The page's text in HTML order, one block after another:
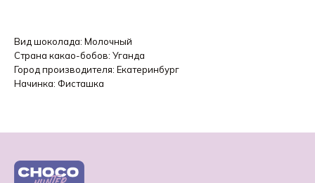
Вид шоколада: Молочный
Страна какао-бобов: Уганда
Город производителя: Екатеринбург
Начинка: Фисташка